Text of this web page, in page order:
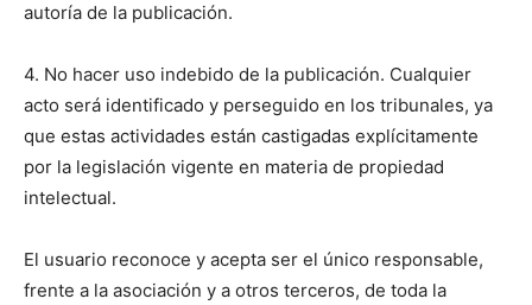
autoría de la publicación.
4. No hacer uso indebido de la publicación. Cualquier
acto será identificado y perseguido en los tribunales, ya
que estas actividades están castigadas explícitamente
por la legislación vigente en materia de propiedad
intelectual.
El usuario reconoce y acepta ser el único responsable,
frente a la asociación y a otros terceros, de toda la